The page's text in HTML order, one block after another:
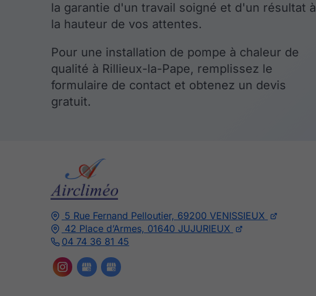
la garantie d'un travail soigné et d'un résultat à
la hauteur de vos attentes.
Pour une installation de pompe à chaleur de
qualité à Rillieux-la-Pape, remplissez le
formulaire de contact et obtenez un devis
gratuit.
5 Rue Fernand Pelloutier, 69200 VENISSIEUX
42 Place d’Armes, 01640 JUJURIEUX
04 74 36 81 45